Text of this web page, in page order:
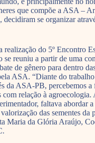
que compõe a ASA –
decidiram se organizar
realização do 5º Encontro
reuniu a partir de uma
de gênero para dentro
ASA. “Diante do
da ASA-PB, percebemos
com relação à agroecologia.
faltava abordar
das sementes da
Maria da Glória Araújo,